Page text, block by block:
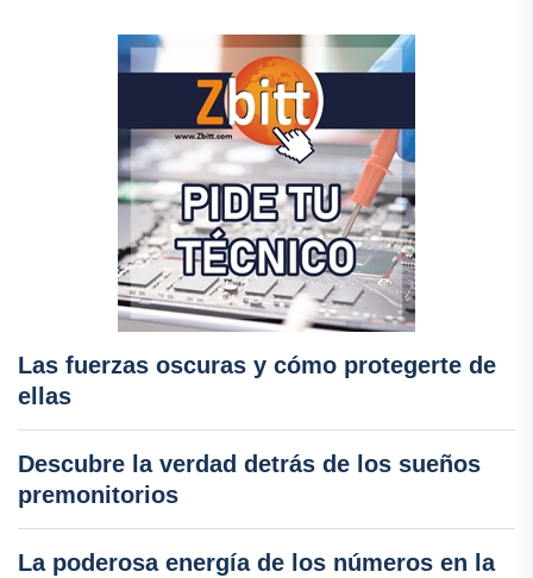
Las fuerzas oscuras y cómo protegerte de
ellas
Descubre la verdad detrás de los sueños
premonitorios
La poderosa energía de los números en la